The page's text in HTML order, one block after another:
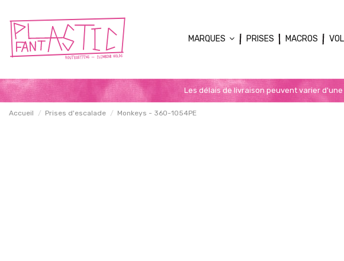
MARQUES PRISES MACROS
Les délais de livraison peuvent varier
Accueil Prises d'escalade Monkeys - 360-1054PE